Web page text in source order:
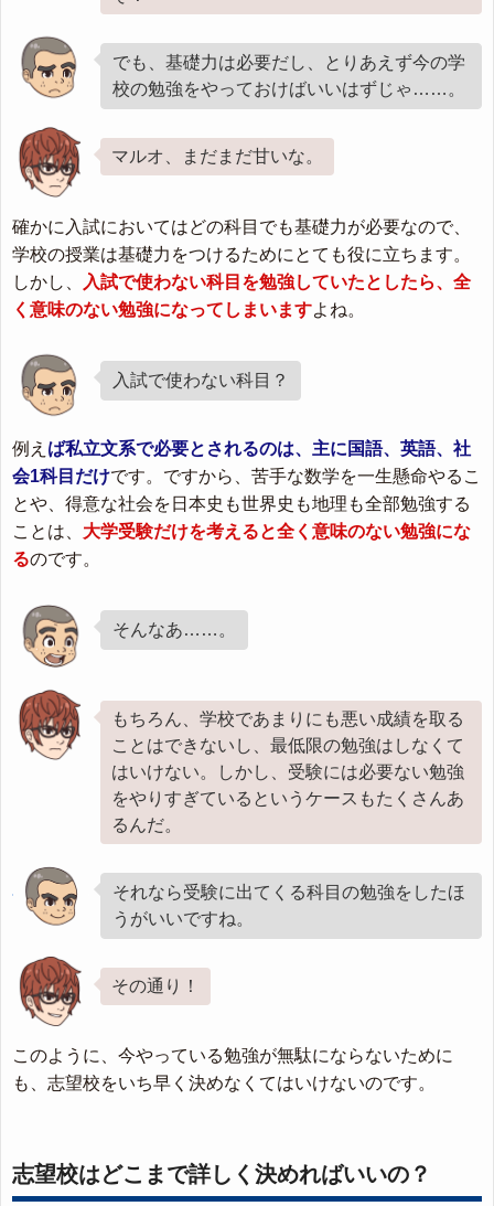
でも、基礎力は必要だし、とりあえず今の学
校の勉強をやっておけばいいはずじゃ……。
マルオ、まだまだ甘いな。
確かに入試においてはどの科目でも基礎力が必要なので、
学校の授業は基礎力をつけるためにとても役に立ちます。
しかし、
入試で使わない科目を勉強していたとしたら、全
く意味のない勉強になってしまいますよね。
入試で使わない科目？
例え ば私立文系で必要とされるのは、主に国語、英語、社
会1科目だけです。ですから、苦手な数学を一生懸命やるこ
とや、得意な社会を日本史も世界史も地理も全部勉強する
ことは、 大学受験だけを考えると全く意味のない勉強にな
るのです。
そんなあ……。
もちろん、学校であまりにも悪い成績を取る
ことはできないし、最低限の勉強はしなくて
はいけない。しかし、受験には必要ない勉強
をやりすぎているというケースもたくさんあ
るんだ。
それなら受験に出てくる科目の勉強をしたほ
うがいいですね。
その通り！
このように、今やっている勉強が無駄にならないために
も、志望校をいち早く決めなくてはいけないのです。
志望校はどこまで詳しく決めればいいの？